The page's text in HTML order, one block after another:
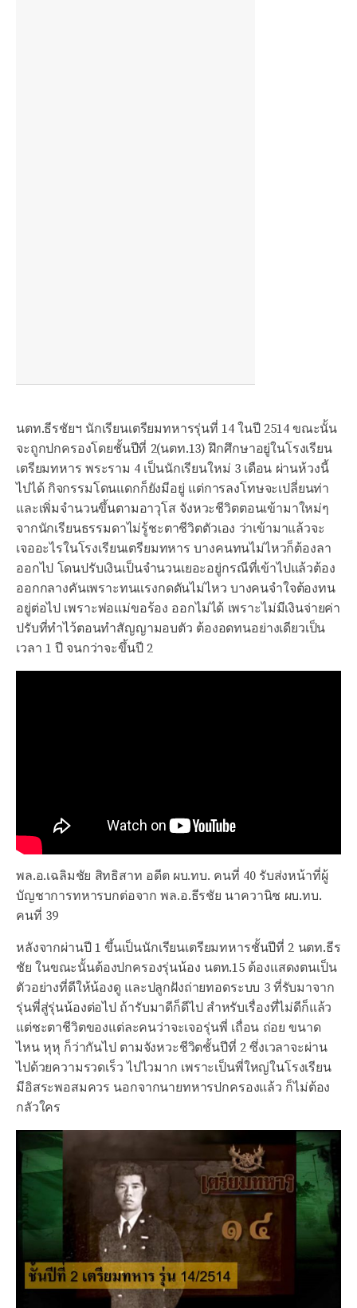
นตท.ธีรชัยฯ นักเรียนเตรียมทหารรุ่นที่ 14 ในปี 2514 ขณะนั้น
จะถูกปกครองโดยชั้นปีที่ 2(นตท.13) ฝึกศึกษาอยู่ในโรงเรียน
เตรียมทหาร พระราม 4 เป็นนักเรียนใหม่ 3 เดือน ผ่านห้วงนี้
ไปได้ กิจกรรมโดนแดกก็ยังมีอยู่ แต่การลงโทษจะเปลี่ยนท่า
และเพิ่มจำนวนขึ้นตามอาวุโส จังหวะชีวิตตอนเข้ามาใหม่ๆ
จากนักเรียนธรรมดาไม่รู้ชะตาชีวิตตัวเอง ว่าเข้ามาแล้วจะ
เจออะไรในโรงเรียนเตรียมทหาร บางคนทนไม่ไหวก็ต้องลา
ออกไป โดนปรับเงินเป็นจำนวนเยอะอยู่กรณีที่เข้าไปแล้วต้อง
ออกกลางคันเพราะทนแรงกดดันไม่ไหว บางคนจำใจต้องทน
อยู่ต่อไป เพราะพ่อแม่ขอร้อง ออกไม่ได้ เพราะไม่มีเงินจ่ายค่า
ปรับที่ทำไว้ตอนทำสัญญามอบตัว ต้องอดทนอย่างเดียวเป็น
เวลา 1 ปี จนกว่าจะขึ้นปี 2
พล.อ.เฉลิมชัย สิทธิสาท อดีต ผบ.ทบ. คนที่ 40 รับส่งหน้าที่ผู้
บัญชาการทหารบกต่อจาก พล.อ.ธีรชัย นาควานิช ผบ.ทบ.
คนที่ 39
หลังจากผ่านปี 1 ขึ้นเป็นนักเรียนเตรียมทหารชั้นปีที่ 2 นตท.ธีร
ชัย ในขณะนั้นต้องปกครองรุ่นน้อง นตท.15 ต้องแสดงตนเป็น
ตัวอย่างที่ดีให้น้องดู และปลูกฝังถ่ายทอดระบบ 3 ที่รับมาจาก
รุ่นพี่สู่รุ่นน้องต่อไป ถ้ารับมาดีก็ดีไป สำหรับเรื่องที่ไม่ดีก็แล้ว
แต่ชะตาชีวิตของแต่ละคนว่าจะเจอรุ่นพี่ เถื่อน ถ่อย ขนาด
ไหน หุหุ ก็ว่ากันไป ตามจังหวะชีวิตชั้นปีที่ 2 ซึ่งเวลาจะผ่าน
ไปด้วยความรวดเร็ว ไปไวมาก เพราะเป็นพี่ใหญ่ในโรงเรียน
มีอิสระพอสมควร นอกจากนายทหารปกครองแล้ว ก็ไม่ต้อง
กลัวใคร